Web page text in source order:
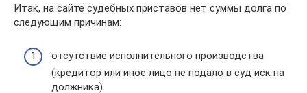
Итак, на сайте судебных приставов нет суммы долга по
следующим причинам:
отсутствие исполнительного производства
(кредитор или иное лицо не подало в суд иск на
должника).